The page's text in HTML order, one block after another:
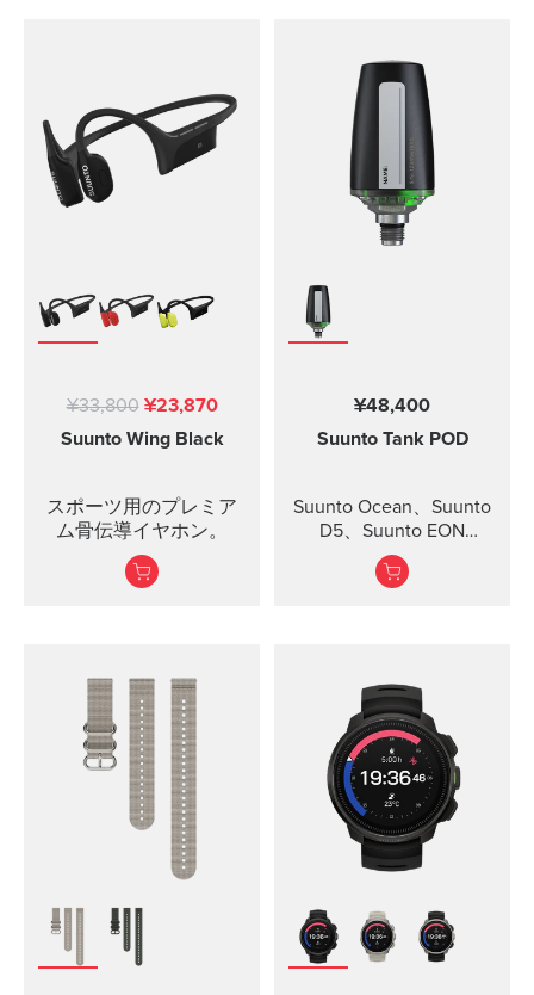
¥33,800 ¥23,870
Suunto Wing Black
スポーツ用のプレミア
ム骨伝導イヤホン。
¥48,400
Suunto Tank POD
Suunto Ocean、Suunto
D5、Suunto EON
Steel、EON Steel
Black、およびEON Core